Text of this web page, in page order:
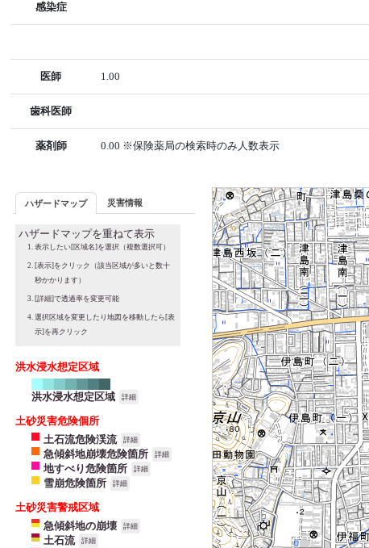
感染症
医師 1.00
歯科医師
薬剤師 0.00 ※保険薬局の検索時のみ人数表示
ハザードマップ 災害情報
ハザードマップを重ねて表示
表示したい[区域名]を選択（複数選択可）
[表示]をクリック（該当区域が多いと数十
秒かかります）
[詳細]で透過率を変更可能
選択区域を変更したり地図を移動したら[表
示]を再クリック
洪水浸水想定区域
洪水浸水想定区域 詳細
土砂災害危険個所
土石流危険渓流
詳細
急傾斜地崩壊危険箇所 詳細
地すべり危険箇所 詳細
雪崩危険箇所 詳細
土砂災害警戒区域
急傾斜地の崩壊
詳細
土石流 詳細